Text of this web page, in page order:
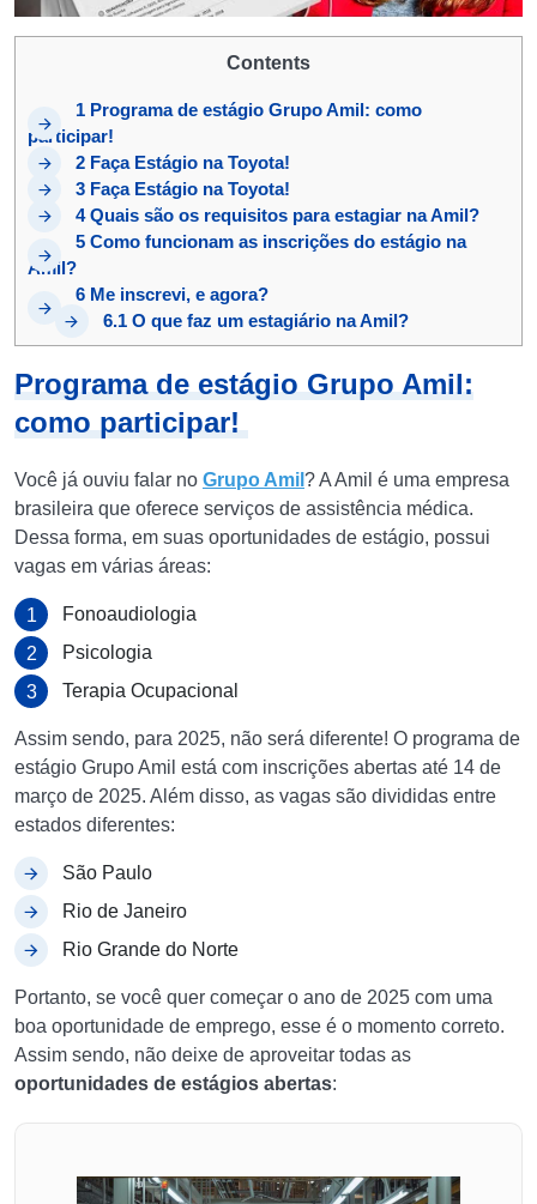
Contents
1 Programa de estágio Grupo Amil: como
participar!
2 Faça Estágio na Toyota!
3 Faça Estágio na Toyota!
4Quais são os requisitos para estagiar na Amil?
5 Como funcionam as inscrições do estágio na
Amil?
6 Me inscrevi, e agora?
6.1O que faz um estagiário na Amil?
Programa de estágio Grupo Amil:
como participar!
Você já ouviu falar no Grupo Amil ? A Amil é uma empresa
brasileira que oferece serviços de assistência médica.
Dessa forma, em suas oportunidades de estágio, possui
vagas em várias áreas:
Fonoaudiologia
Psicologia
Terapia Ocupacional
Assim sendo, para 2025, não será diferente! O programa de
estágio Grupo Amil está com inscrições abertas até 14 de
março de 2025. Além disso, as vagas são divididas entre
estados diferentes:
São Paulo
Rio de Janeiro
Rio Grande do Norte
Portanto, se você quer começar o ano de 2025 com uma
boa oportunidade de emprego, esse é o momento correto.
Assim sendo, não deixe de aproveitar todas as
oportunidades de estágios abertas: